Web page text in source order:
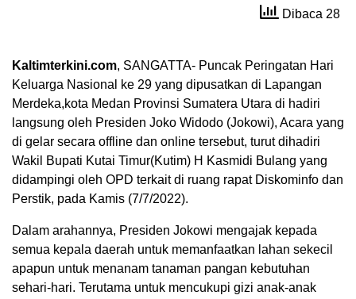
Dibaca 28
Kaltimterkini.com, SANGATTA- Puncak Peringatan Hari
Keluarga Nasional ke 29 yang dipusatkan di Lapangan
Merdeka,kota Medan Provinsi Sumatera Utara di hadiri
langsung oleh Presiden Joko Widodo (Jokowi), Acara yang
di gelar secara offline dan online tersebut, turut dihadiri
Wakil Bupati Kutai Timur(Kutim) H Kasmidi Bulang yang
didampingi oleh OPD terkait di ruang rapat Diskominfo dan
Perstik, pada Kamis (7/7/2022).
Dalam arahannya, Presiden Jokowi mengajak kepada
semua kepala daerah untuk memanfaatkan lahan sekecil
apapun untuk menanam tanaman pangan kebutuhan
sehari-hari. Terutama untuk mencukupi gizi anak-anak